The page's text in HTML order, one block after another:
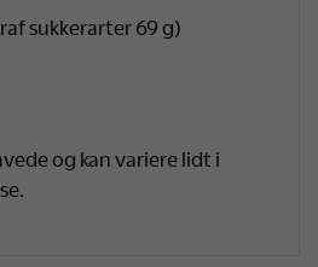
sukkerarter 69 g)
og kan variere lidt i